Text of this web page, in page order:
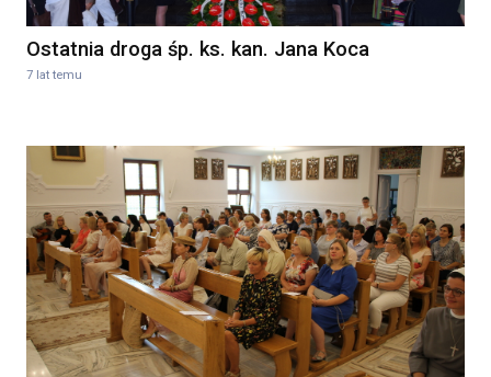
Ostatnia droga śp. ks. kan. Jana Koca
7 lat temu